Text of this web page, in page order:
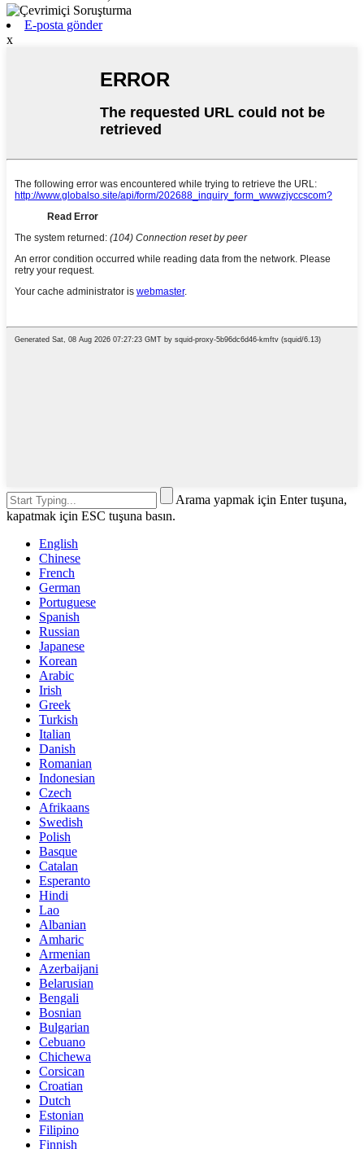
E-posta gönder
x
Arama yapmak için Enter tuşuna,
kapatmak için ESC tuşuna basın.
English
Chinese
French
German
Portuguese
Spanish
Russian
Japanese
Korean
Arabic
Irish
Greek
Turkish
Italian
Danish
Romanian
Indonesian
Czech
Afrikaans
Swedish
Polish
Basque
Catalan
Esperanto
Hindi
Lao
Albanian
Amharic
Armenian
Azerbaijani
Belarusian
Bengali
Bosnian
Bulgarian
Cebuano
Chichewa
Corsican
Croatian
Dutch
Estonian
Filipino
Finnish